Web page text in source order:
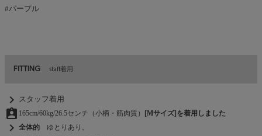
#パープル
FITTING staff着用
chevron_right スタッフ着用
assignment_ind 165cm/60kg/26.5センチ（小柄・筋肉質） [Mサイズ]を着用しました
chevron_right 全体的 ゆとりあり。